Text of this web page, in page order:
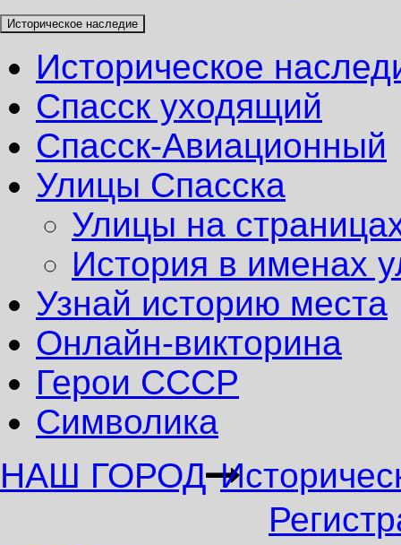
Историческое наследие
Историческое
Спасск уходящий
Спасск-Авиационный
Улицы Спасска
Улицы на
История в именах
Узнай историю места
Онлайн-викторина
Герои СССР
Символика
НАШ ГОРОД